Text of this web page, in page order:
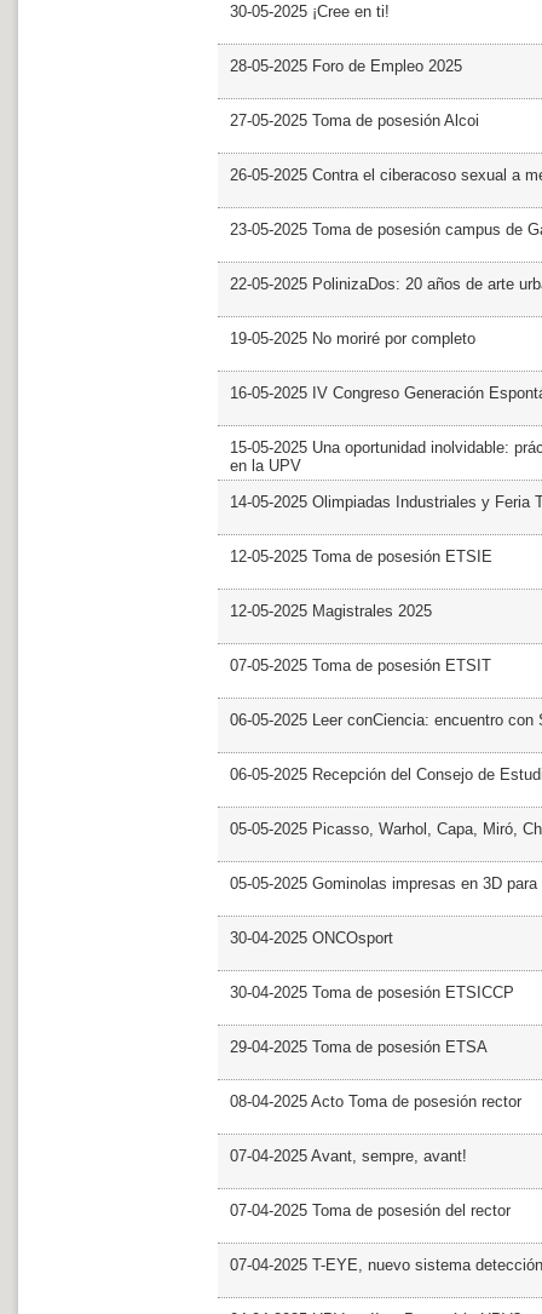
30-05-2025 ¡Cree en ti!
28-05-2025 Foro de Empleo 2025
27-05-2025 Toma de posesión Alcoi
26-05-2025 Contra el ciberacoso sexual a
23-05-2025 Toma de posesión campus de
22-05-2025 PolinizaDos: 20 años de arte
19-05-2025 No moriré por completo
16-05-2025 IV Congreso Generación
15-05-2025 Una oportunidad inolvidable:
en la UPV
14-05-2025 Olimpiadas Industriales y Feria
12-05-2025 Toma de posesión ETSIE
12-05-2025 Magistrales 2025
07-05-2025 Toma de posesión ETSIT
06-05-2025 Leer conCiencia: encuentro con
06-05-2025 Recepción del Consejo de
05-05-2025 Picasso, Warhol, Capa, Miró,
05-05-2025 Gominolas impresas en 3D
30-04-2025 ONCOsport
30-04-2025 Toma de posesión ETSICCP
29-04-2025 Toma de posesión ETSA
08-04-2025 Acto Toma de posesión rector
07-04-2025 Avant, sempre, avant!
07-04-2025 Toma de posesión del rector
07-04-2025 T-EYE, nuevo sistema